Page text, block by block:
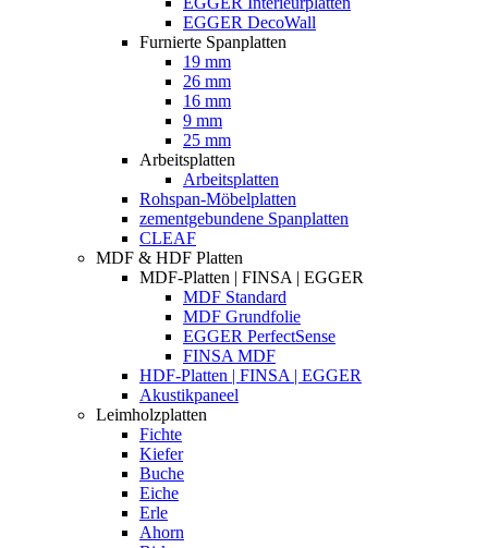
EGGER DecoWall
Furnierte Spanplatten
19 mm
26 mm
16 mm
9 mm
25 mm
Arbeitsplatten
Arbeitsplatten
Rohspan-Möbelplatten
zementgebundene Spanplatten
CLEAF
MDF & HDF Platten
MDF-Platten | FINSA | EGGER
MDF Standard
MDF Grundfolie
EGGER PerfectSense
FINSA MDF
HDF-Platten | FINSA | EGGER
Akustikpaneel
Leimholzplatten
Fichte
Kiefer
Buche
Eiche
Erle
Ahorn